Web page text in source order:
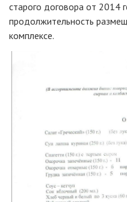
старого договора от 2014
продолжительность
комплексе.